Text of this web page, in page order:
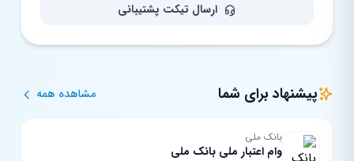
ارسال تیکت پشتیبانی
پیشنهاد برای شما مشاهده همه
بانک ملی
وام اعتبار ملی بانک ملی